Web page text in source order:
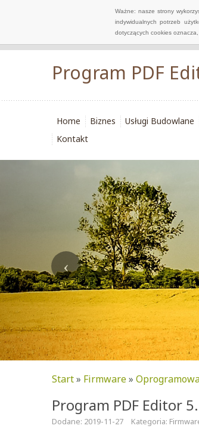
Ważne: nasze strony
indywidualnych potrzeb
dotyczących cookies
Program PDF
Home Biznes Usługi Budowlane
Kontakt
Start» Firmware»
Program PDF Editor
Dodane: 2019-11-27 Kategoria: